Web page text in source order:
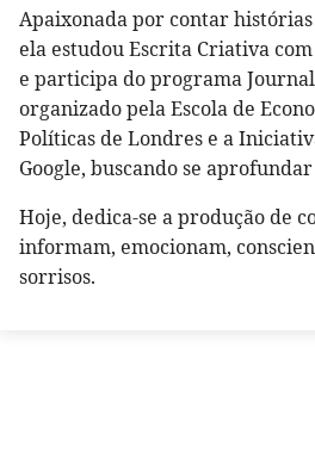
Apaixonada por contar
ela estudou Escrita Criativa
e participa do programa
organizado pela Escola de
Políticas de Londres e a
Google, buscando se
Hoje, dedica-se a produção de
informam, emocionam,
sorrisos.